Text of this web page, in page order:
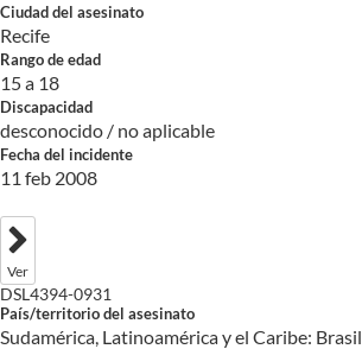
Ciudad del asesinato
Recife
Rango de edad
15 a 18
Discapacidad
desconocido / no aplicable
Fecha del incidente
11 feb 2008
Ver
DSL4394-0931
País/territorio del asesinato
Sudamérica, Latinoamérica y el Caribe: Brasil